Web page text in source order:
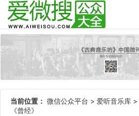
当前位置： 微信公众平台 > 爱听音乐库 >
《曾经》